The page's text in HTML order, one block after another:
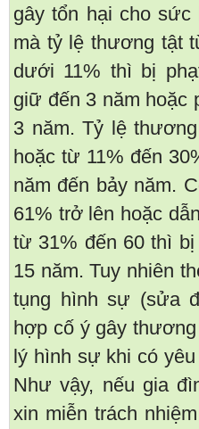
gây tổn hại cho
mà tỷ lệ thương tật
dưới 11% thì bị
giữ đến 3 năm hoặc
3 năm. Tỷ lệ
hoặc từ 11% đến
năm đến bảy năm.
61% trở lên hoặc
từ 31% đến 60 thì
15 năm. Tuy nhiên
tụng hình sự (sửa
hợp cố ý gây
lý hình sự khi có
Như vậy, nếu gia
xin miễn trách